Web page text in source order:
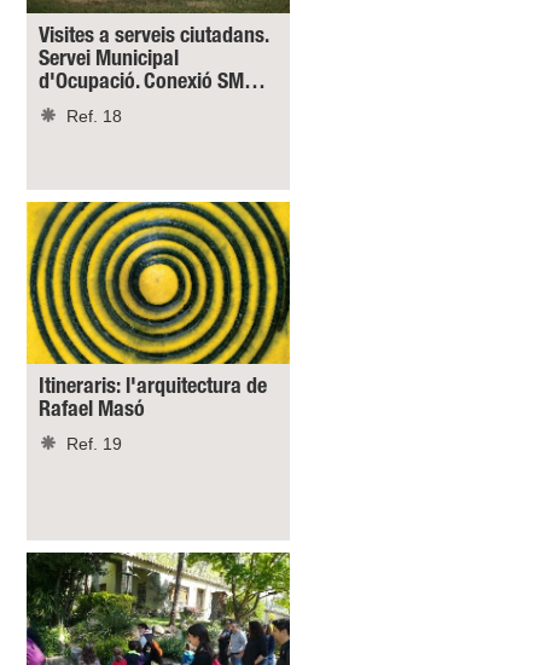
Visites a serveis ciutadans.
Servei Municipal
d'Ocupació. Conexió SM…
Ref. 18
Itineraris: l'arquitectura de
Rafael Masó
Ref. 19